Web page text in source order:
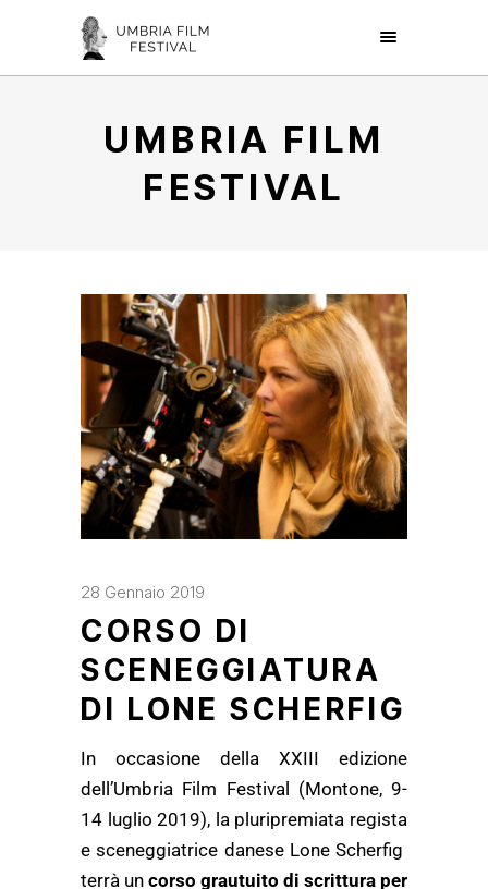
UMBRIA FILM
FESTIVAL
28 Gennaio 2019
CORSO DI
SCENEGGIATURA
DI LONE SCHERFIG
In occasione della XXIII edizione
dell’Umbria Film Festival (Montone, 9-
14 luglio 2019), la pluripremiata regista
e sceneggiatrice danese Lone Scherfig
terrà un corso grautuito di scrittura per